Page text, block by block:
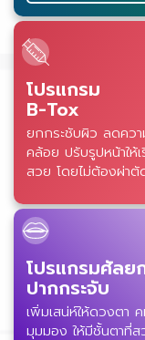
โปรแกรม
B-Tox
ยกกระชับผิว ลดคว
คล้อย ปรับรูปหน้าให้
สวย โดยไม่ต้องผ่าตั
โปรแกรมศัลย
ปากกระจับ
เพิ่มเสน่ห์ให้ดวงตา
มุมมอง ให้มีชั้นตาที่ส